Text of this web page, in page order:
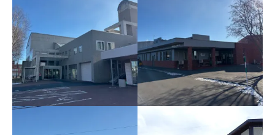
ロボット牛舎新築に伴う
機械設備工事
上士幌小学校空調設備設
置工事